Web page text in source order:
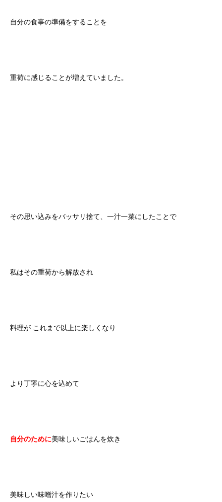
自分の食事の準備をすることを
重荷に感じることが増えていました。
その思い込みをバッサリ捨て、一汁一菜にしたことで
私はその重荷から解放され
料理が これまで以上に楽しくなり
より丁寧に心を込めて
自分のために美味しいごはんを炊き
美味しい味噌汁を作りたい